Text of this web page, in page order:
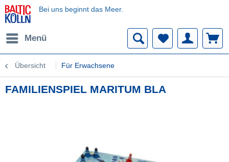
Bei uns beginnt das Meer.
Menü
Übersicht Für Erwachsene
FAMILIENSPIEL MARITUM BLA